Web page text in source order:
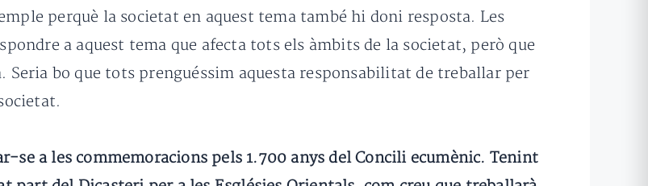
perquè la societat en aquest tema també hi doni resposta. Les
a aquest tema que afecta tots els àmbits de la societat, però que
Seria bo que tots prenguéssim aquesta responsabilitat de treballar per
se a les commemoracions pels 1.700 anys del Concili ecumènic. Tenint